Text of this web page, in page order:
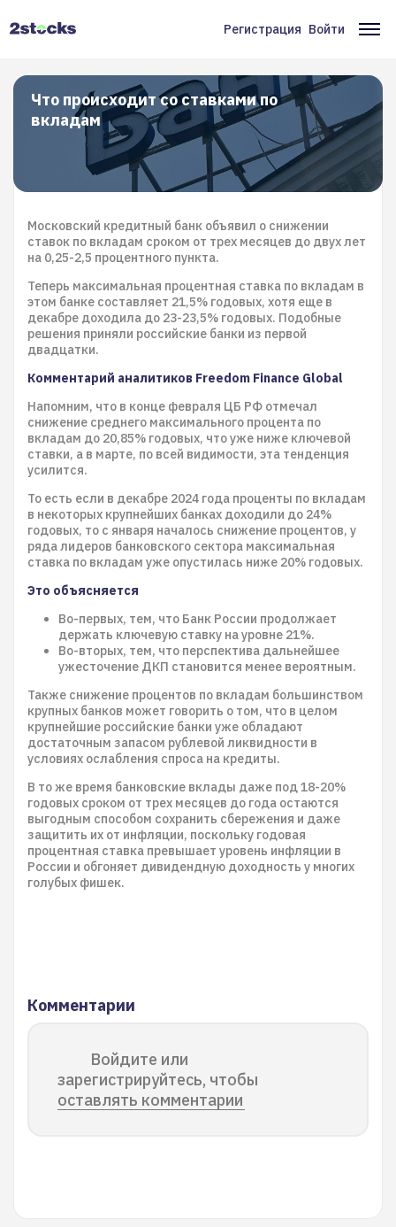
Меню
учётной
записи
пользователя
Регистрация Войти
Что происходит со ставками по
вкладам
Московский кредитный банк объявил о снижении
ставок по вкладам сроком от трех месяцев до двух лет
на 0,25-2,5 процентного пункта.
Теперь максимальная процентная ставка по вкладам в
этом банке составляет 21,5% годовых, хотя еще в
декабре доходила до 23-23,5% годовых. Подобные
решения приняли российские банки из первой
двадцатки.
Комментарий аналитиков Freedom Finance Global
Напомним, что в конце февраля ЦБ РФ отмечал
снижение среднего максимального процента по
вкладам до 20,85% годовых, что уже ниже ключевой
ставки, а в марте, по всей видимости, эта тенденция
усилится.
То есть если в декабре 2024 года проценты по вкладам
в некоторых крупнейших банках доходили до 24%
годовых, то с января началось снижение процентов, у
ряда лидеров банковского сектора максимальная
ставка по вкладам уже опустилась ниже 20% годовых.
Это объясняется
Во-первых, тем, что Банк России продолжает
держать ключевую ставку на уровне 21%.
Во-вторых, тем, что перспектива дальнейшее
ужесточение ДКП становится менее вероятным.
Также снижение процентов по вкладам большинством
крупных банков может говорить о том, что в целом
крупнейшие российские банки уже обладают
достаточным запасом рублевой ликвидности в
условиях ослабления спроса на кредиты.
В то же время банковские вклады даже под 18-20%
годовых сроком от трех месяцев до года остаются
выгодным способом сохранить сбережения и даже
защитить их от инфляции, поскольку годовая
процентная ставка превышает уровень инфляции в
России и обгоняет дивидендную доходность у многих
голубых фишек.
Комментарии
Войдите или
зарегистрируйтесь, чтобы
оставлять комментарии